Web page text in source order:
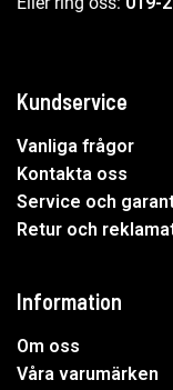
Kundservice
Vanliga frågor
Kontakta oss
Service och
Retur och
Information
Om oss
Våra varumärken